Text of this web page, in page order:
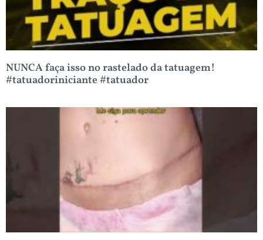
NUNCA faça isso no rastelado da tatuagem!
#tatuadoriniciante #tatuador